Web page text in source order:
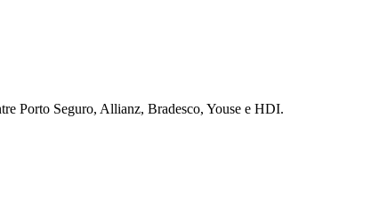
Porto Seguro, Allianz, Bradesco, Youse e HDI.